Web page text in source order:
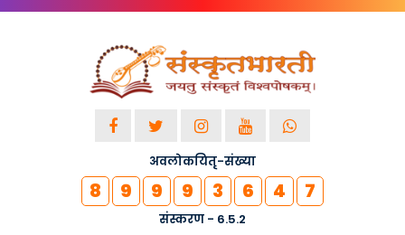
अवलोकयितृ-संख्या
8 9 9 9 3 6 4 7
संस्करण - 6.5.2